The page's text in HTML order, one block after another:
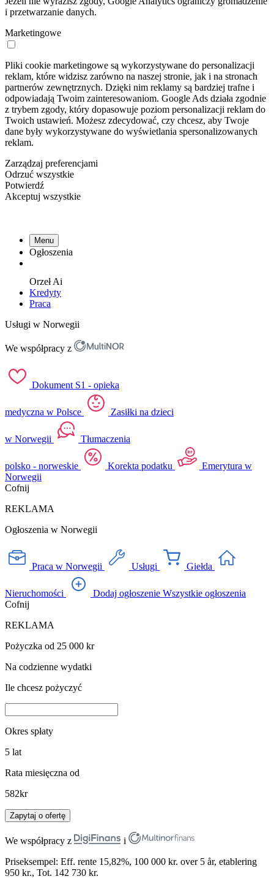
i przetwarzanie danych.
Marketingowe
Pliki cookie marketingowe są wykorzystywane do personalizacji
reklam, które widzisz zarówno na naszej stronie, jak i na stronach
partnerów zewnętrznych. Dzięki nim reklamy są bardziej trafne i
odpowiadają Twoim zainteresowaniom. Google Ads działa zgodnie
z trybem zgody, który dopasowuje poziom personalizacji reklam do
Twoich ustawień. Możesz zdecydować, czy chcesz, aby Twoje
dane były wykorzystywane do wyświetlania spersonalizowanych
reklam.
Zarządzaj preferencjami
Odrzuć wszystkie
Potwierdź
Akceptuj wszystkie
Menu
Ogłoszenia
OrzełAi
Kredyty
Praca
Usługi w Norwegii
We współpracy z
Dokument S1 - opieka
medyczna w Polsce Zasiłki na dzieci
w Norwegii Tłumaczenia
polsko - norweskie Korekta podatku
Emerytura w
Norwegii
Cofnij
REKLAMA
Ogłoszenia w Norwegii
Praca w Norwegii Usługi Giełda
Nieruchomości Dodaj ogłoszenie Wszystkie ogłoszenia
Cofnij
REKLAMA
Pożyczka od 25 000 kr
Na codzienne wydatki
Ile chcesz pożyczyć
Okres spłaty
5 lat
Rata miesięczna od
582kr
Zapytaj o ofertę
We współpracy z
i
Priseksempel: Eff. rente 15,82%, 100 000 kr. over 5 år, etablering
950 kr., Tot. 142 730 kr.